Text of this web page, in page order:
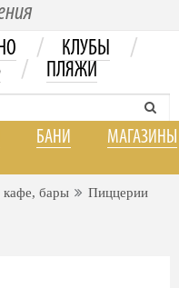
/ КЛУБЫ /
/ ПЛЯЖИ
БАНИ МАГАЗИНЫ
кафе, бары Пиццерии